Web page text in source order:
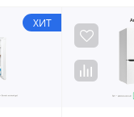
ХИТ